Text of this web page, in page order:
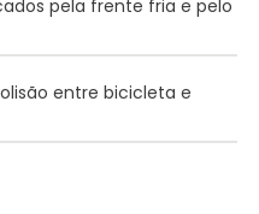
pela frente fria e pelo
entre bicicleta e